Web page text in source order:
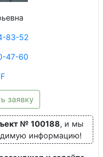
83-52
47-60
заявку
№ 100188, и мы
информацию!